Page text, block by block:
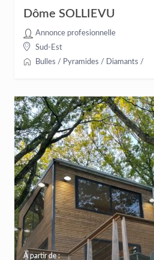
Dôme SOLLIEVU
Annonce profesionnelle
Sud-Est
Bulles / Pyramides / Diamants /
À partir de :